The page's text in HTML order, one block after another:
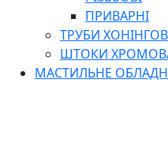
ПРИВАРНІ
ТРУБИ
ШТОКИ
МАСТИЛЬНЕ